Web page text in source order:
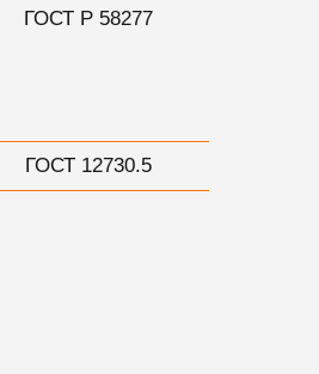
ГОСТ Р 58277
ГОСТ 12730.5